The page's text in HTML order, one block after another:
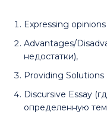
Expressing
Advantages/
недостатки),
Providing
Discursive Essay
определенную